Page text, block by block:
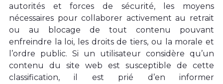
autorités et forces de sécurité, les moyens
nécessaires pour collaborer activement au retrait
ou au blocage de tout contenu pouvant
enfreindre la loi, les droits de tiers, ou la morale et
l’ordre public. Si un utilisateur considère qu’un
contenu du site web est susceptible de cette
classification, il est prié d’en informer